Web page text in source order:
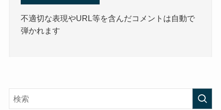
不適切な表現やURL等を含んだコメントは自動で
弾かれます